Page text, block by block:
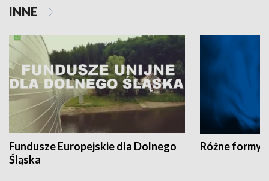
INNE
Fundusze Europejskie dla Dolnego
Śląska
Różne formy